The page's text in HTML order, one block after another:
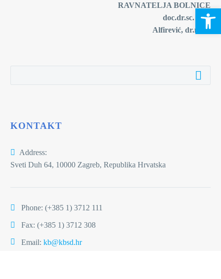
RAVNATELJA BOLNICE
doc.dr.sc. Igor
Alfirević, dr.med.
KONTAKT
Address:
Sveti Duh 64, 10000 Zagreb, Republika Hrvatska
Phone: (+385 1) 3712 111
Fax: (+385 1) 3712 308
Email: kb@kbsd.hr